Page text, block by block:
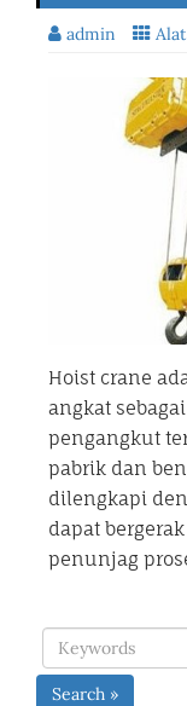
admin
Hoist crane
angkat
pengangkut
pabrik dan
dilengkapi
dapat
penunjag
Search »